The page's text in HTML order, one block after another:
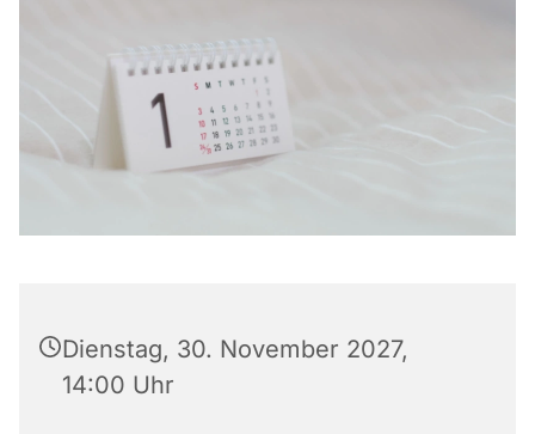
Dienstag, 30. November 2027,
14:00 Uhr